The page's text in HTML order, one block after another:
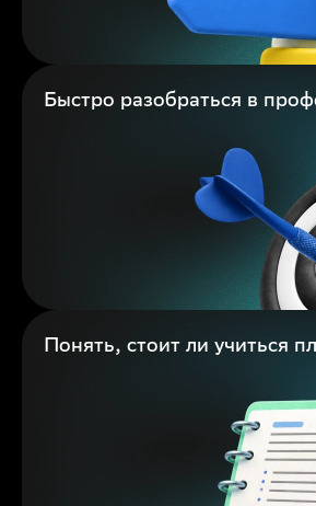
Быстро разобраться в
Понять, стоит ли учиться